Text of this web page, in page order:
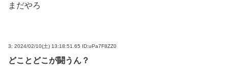
まだやろ
3: 2024/02/10(土) 13:18:51.65 ID:uPa7F8ZZ0
どことどこが闘うん？